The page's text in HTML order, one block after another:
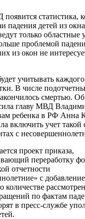
статистика,
падения детей из
только
проблемой
из окон не
учитывать
В числе
смертью.
главу МВД
ребенка в РФ Анна
включить учет такой
с
проект приказа,
переработку
отчетности
с
количестве
по фактам
в пресс-службе